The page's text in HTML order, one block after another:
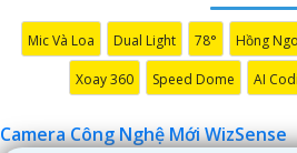
Mic Và Loa Dual Light 78° Hồng
Xoay 360 Speed Dome AI
Camera Công Nghệ Mới WizSense